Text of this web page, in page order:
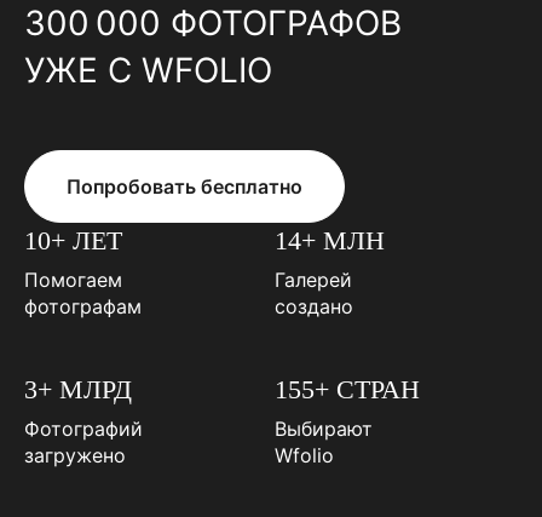
300 000 ФОТОГРАФОВ
УЖЕ С WFOLIO
Попробовать бесплатно
10+ ЛЕТ
Помогаем
фотографам
14+ МЛН
Галерей
создано
3+ МЛРД
Фотографий
загружено
155+ СТРАН
Выбирают
Wfolio